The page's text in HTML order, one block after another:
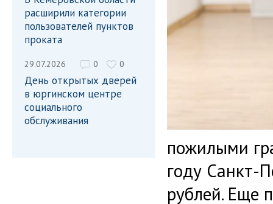
расширили категории
пользователей пунктов
проката
29.07.2026 0 0
День открытых дверей
в юргинском центре
социального
обслуживания
пожилыми
году Санкт-
рублей. Еще